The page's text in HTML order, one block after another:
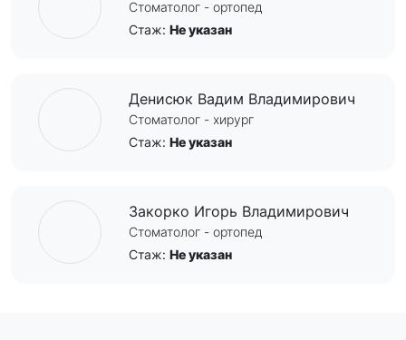
Стоматолог - ортопед
Стаж: Не указан
Денисюк Вадим Владимирович
Стоматолог - хирург
Стаж: Не указан
Закорко Игорь Владимирович
Стоматолог - ортопед
Стаж: Не указан